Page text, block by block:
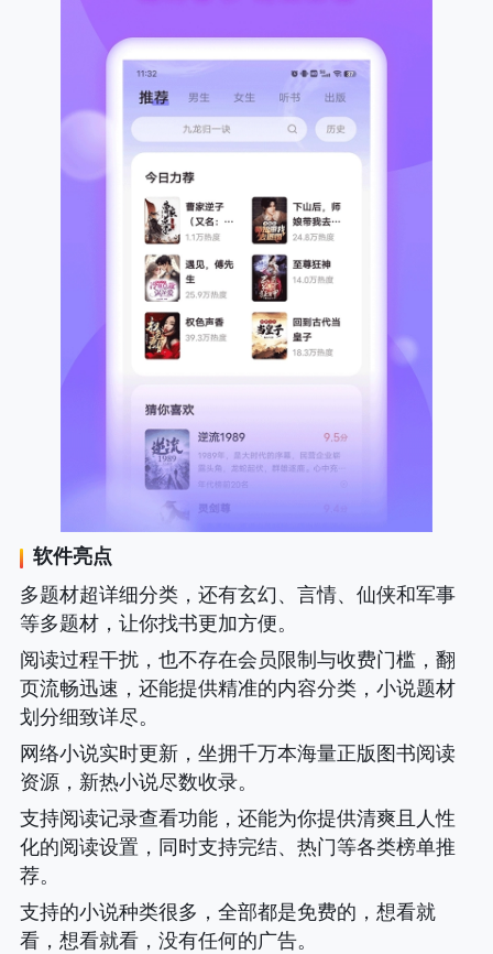
软件亮点
多题材超详细分类，还有玄幻、言情、仙侠和军事
等多题材，让你找书更加方便。
阅读过程干扰，也不存在会员限制与收费门槛，翻
页流畅迅速，还能提供精准的内容分类，小说题材
划分细致详尽。
网络小说实时更新，坐拥千万本海量正版图书阅读
资源，新热小说尽数收录。
支持阅读记录查看功能，还能为你提供清爽且人性
化的阅读设置，同时支持完结、热门等各类榜单推
荐。
支持的小说种类很多，全部都是免费的，想看就
看，想看就看，没有任何的广告。